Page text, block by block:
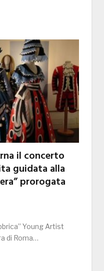
il concerto
guidata alla
prorogata
Young Artist
di Roma…